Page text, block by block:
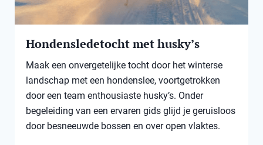
Hondensledetocht met husky’s
Maak een onvergetelijke tocht door het winterse
landschap met een hondenslee, voortgetrokken
door een team enthousiaste husky’s. Onder
begeleiding van een ervaren gids glijd je geruisloos
door besneeuwde bossen en over open vlaktes.